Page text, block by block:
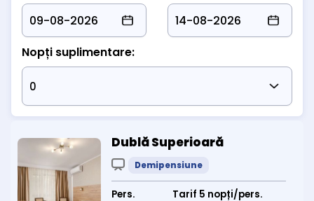
Nopți suplimentare:
Dublă Superioară
Demipensiune
Pers. Tarif 5 nopți/pers.